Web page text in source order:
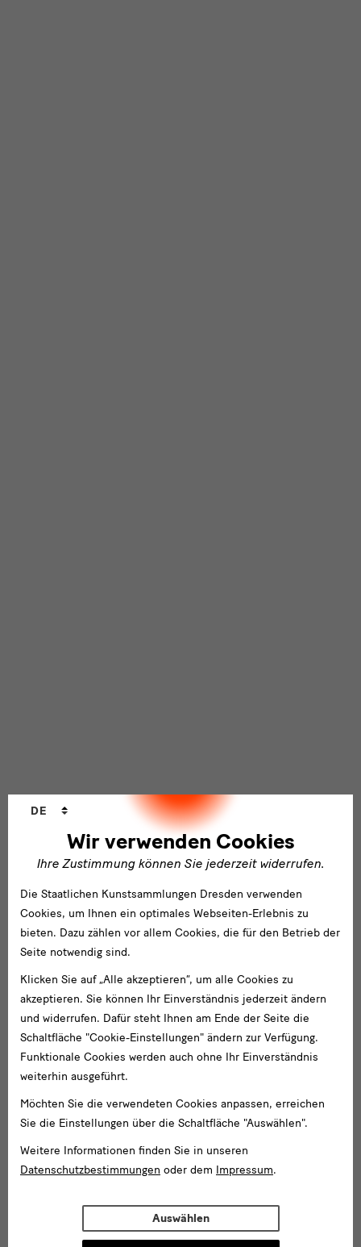
Wir verwenden Cookies
Ihre Zustimmung können Sie jederzeit widerrufen.
DE
Die Staatlichen Kunstsammlungen Dresden verwenden
Cookies, um Ihnen ein optimales Webseiten-Erlebnis zu
bieten. Dazu zählen vor allem Cookies, die für den Betrieb der
Seite notwendig sind.
Klicken Sie auf „Alle akzeptieren“, um alle Cookies zu
akzeptieren. Sie können Ihr Einverständnis jederzeit ändern
und widerrufen. Dafür steht Ihnen am Ende der Seite die
Schaltfläche "Cookie-Einstellungen" ändern zur Verfügung.
Funktionale Cookies werden auch ohne Ihr Einverständnis
weiterhin ausgeführt.
Möchten Sie die verwendeten Cookies anpassen, erreichen
Sie die Einstellungen über die Schaltfläche "Auswählen".
Weitere Informationen finden Sie in unseren
Datenschutzbestimmungen oder dem Impressum.
Auswählen